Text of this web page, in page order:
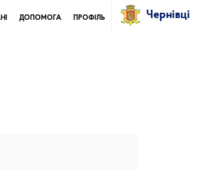
ДОПОМОГА ПРОФІЛЬ Чернівці